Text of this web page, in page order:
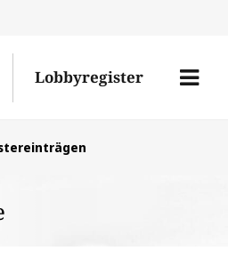
den
Lobbyregister
Menü